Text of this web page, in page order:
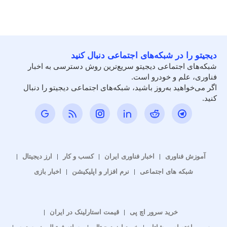
دیجیتو را در شبکه‌های اجتماعی دنبال کنید
شبکه‌های اجتماعی دیجیتو سریع‌ترین روش دسترسی به اخبار
فناوری، علم و خودرو است.
اگر می‌خواهید به‌روز باشید، شبکه‌های اجتماعی دیجیتو را دنبال
کنید.
آموزش فناوری اخبار فناوری ایران کسب و کار
ارز دیجیتال
شبکه های اجتماعی
نرم افزار و اپلیکیشن اخبار بازی
خرید سرور اچ پی
قیمت استارلینک در ایران